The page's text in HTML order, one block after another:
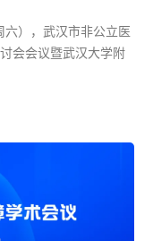
），武汉市非公立医
会会议暨武汉大学附